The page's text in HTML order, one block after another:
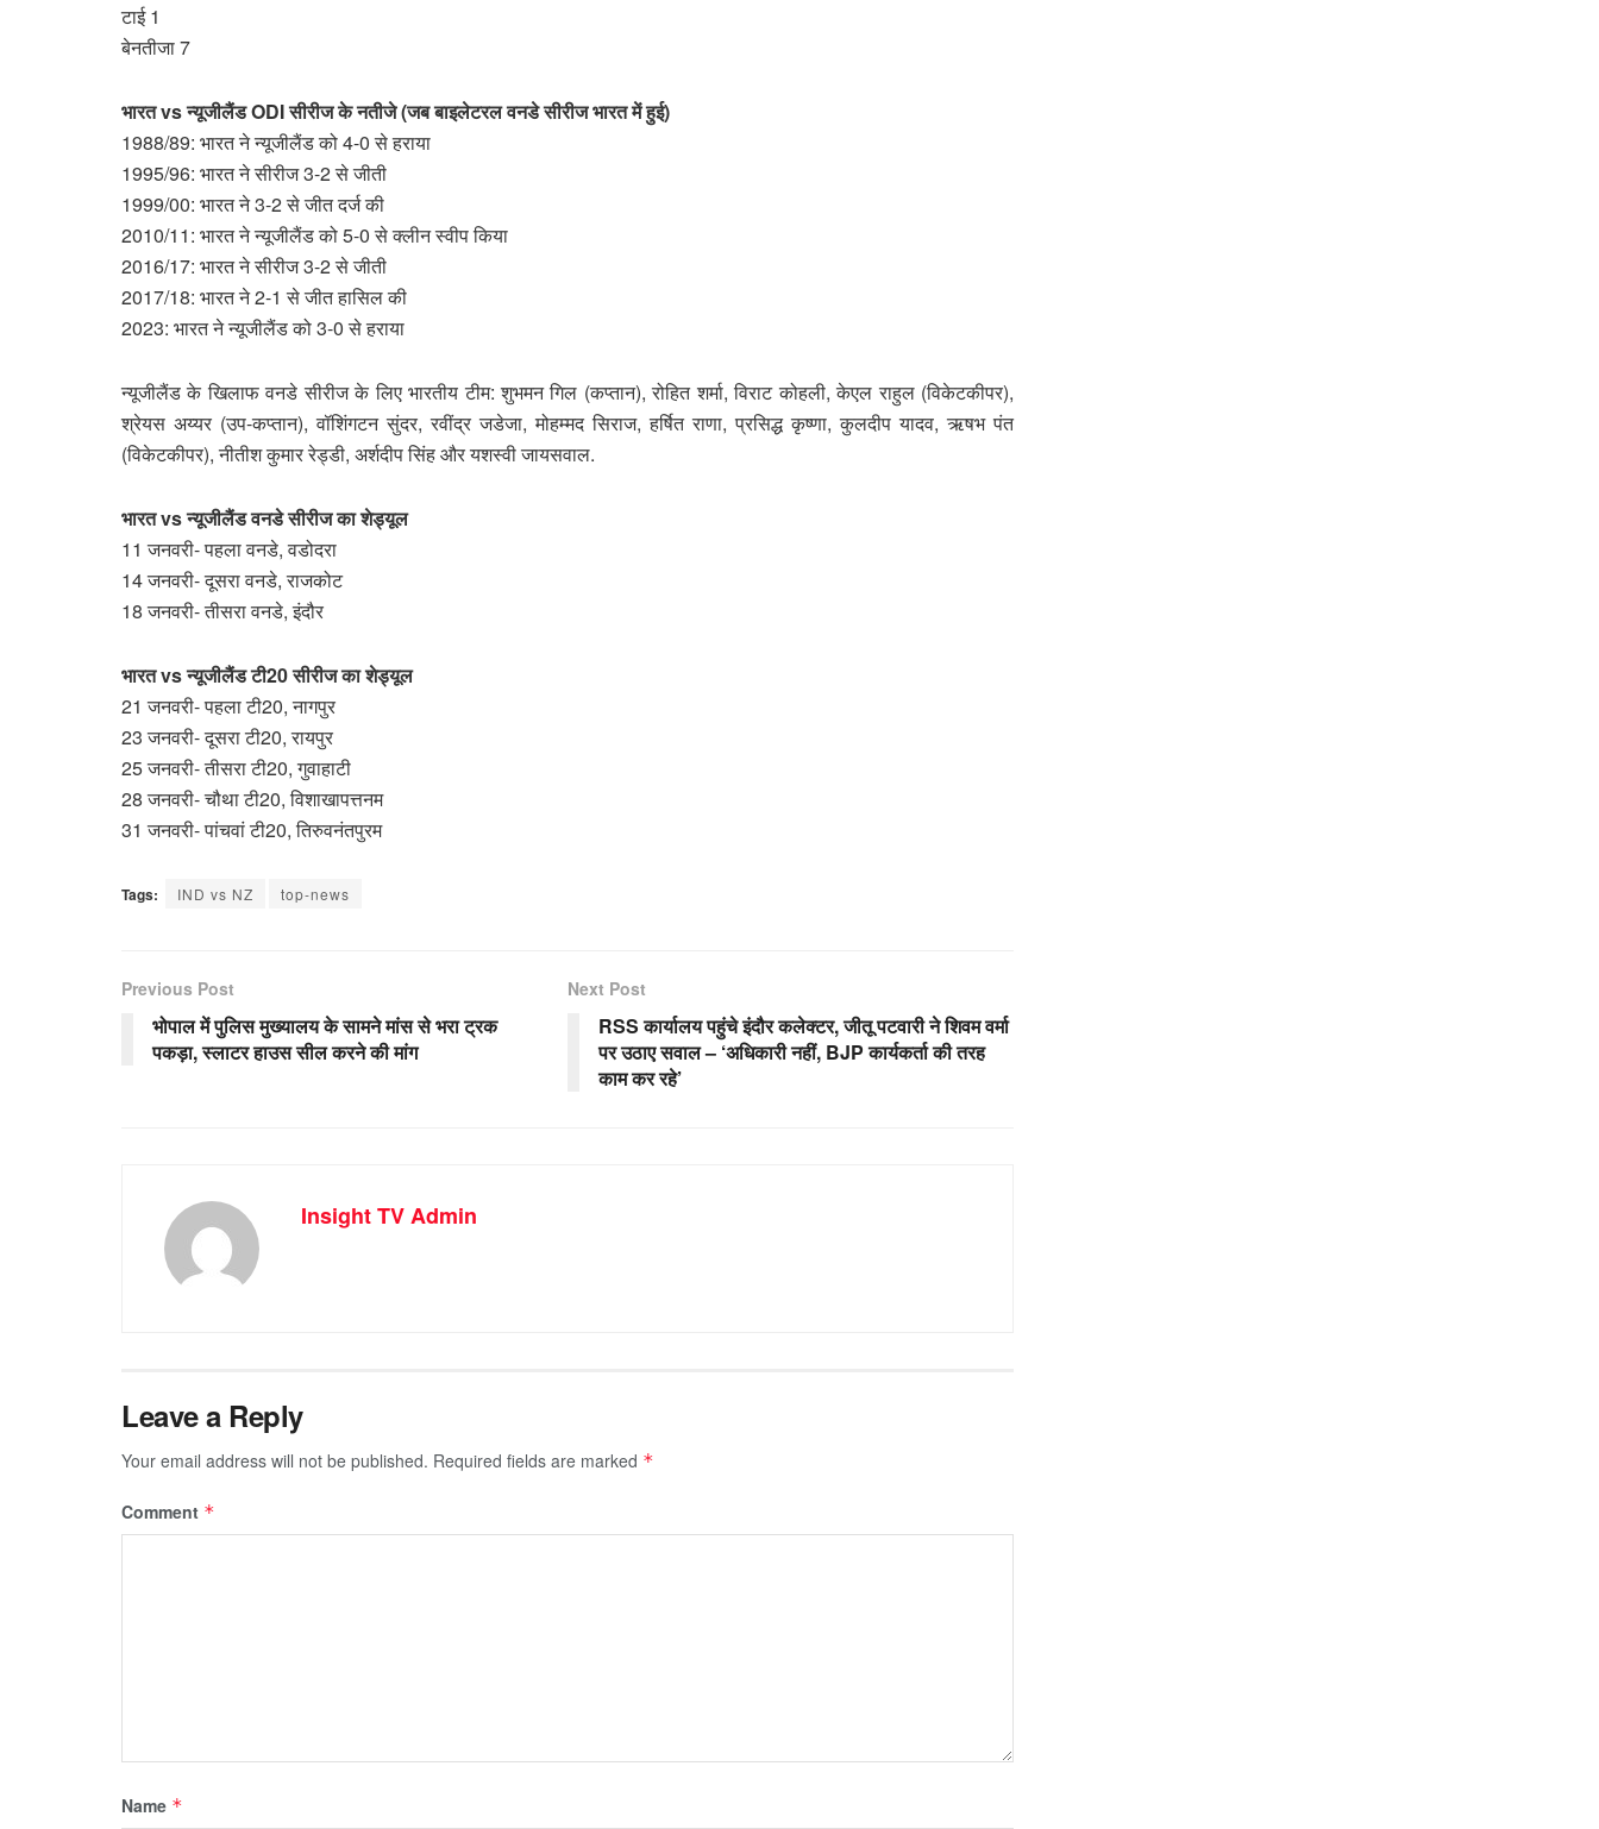
टाई 1
बेनतीजा 7
भारत vs न्यूजीलैंड ODI सीरीज के नतीजे (जब बाइलेटरल वनडे सीरीज भारत में हुई)
1988/89: भारत ने न्यूजीलैंड को 4-0 से हराया
1995/96: भारत ने सीरीज 3-2 से जीती
1999/00: भारत ने 3-2 से जीत दर्ज की
2010/11: भारत ने न्यूजीलैंड को 5-0 से क्लीन स्वीप किया
2016/17: भारत ने सीरीज 3-2 से जीती
2017/18: भारत ने 2-1 से जीत हासिल की
2023: भारत ने न्यूजीलैंड को 3-0 से हराया
न्यूजीलैंड के खिलाफ वनडे सीरीज के लिए भारतीय टीम: शुभमन गिल (कप्तान), रोहित शर्मा, विराट कोहली, केएल राहुल (विकेटकीपर),
श्रेयस अय्यर (उप-कप्तान), वॉशिंगटन सुंदर, रवींद्र जडेजा, मोहम्मद सिराज, हर्षित राणा, प्रसिद्ध कृष्णा, कुलदीप यादव, ऋषभ पंत
(विकेटकीपर), नीतीश कुमार रेड्डी, अर्शदीप सिंह और यशस्वी जायसवाल.
भारत vs न्यूजीलैंड वनडे सीरीज का शेड्यूल
11 जनवरी- पहला वनडे, वडोदरा
14 जनवरी- दूसरा वनडे, राजकोट
18 जनवरी- तीसरा वनडे, इंदौर
भारत vs न्यूजीलैंड टी20 सीरीज का शेड्यूल
21 जनवरी- पहला टी20, नागपुर
23 जनवरी- दूसरा टी20, रायपुर
25 जनवरी- तीसरा टी20, गुवाहाटी
28 जनवरी- चौथा टी20, विशाखापत्तनम
31 जनवरी- पांचवां टी20, तिरुवनंतपुरम
Tags: IND vs NZ top-news
Previous Post
भोपाल में पुलिस मुख्यालय के सामने मांस से भरा ट्रक
पकड़ा, स्लाटर हाउस सील करने की मांग
Next Post
RSS कार्यालय पहुंचे इंदौर कलेक्टर, जीतू पटवारी ने शिवम वर्मा
पर उठाए सवाल – ‘अधिकारी नहीं, BJP कार्यकर्ता की तरह
काम कर रहे’
Insight TV Admin
Leave a Reply
Your email address will not be published. Required fields are marked *
Comment *
Name *